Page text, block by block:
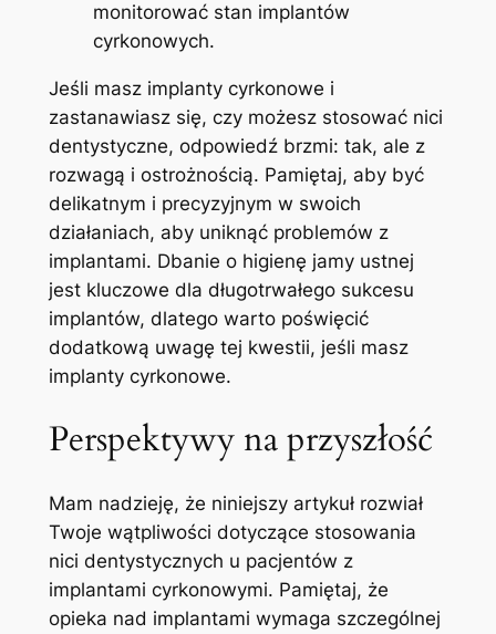
monitorować stan‍ implantów
cyrkonowych.
Jeśli masz implanty cyrkonowe⁢ i
zastanawiasz się, czy możesz‌ stosować ‍nici
dentystyczne, odpowiedź brzmi: tak, ale z
rozwagą ​i ostrożnością. Pamiętaj,⁢ aby być
delikatnym i precyzyjnym‍ w swoich
działaniach, aby uniknąć ‍problemów z
implantami. Dbanie o higienę jamy ustnej ​
jest kluczowe dla ⁣długotrwałego sukcesu
implantów, dlatego warto poświęcić
dodatkową uwagę tej kwestii, jeśli masz
implanty cyrkonowe.
Perspektywy na​ przyszłość
Mam⁤ nadzieję, że niniejszy artykuł ​rozwiał
Twoje wątpliwości dotyczące stosowania
nici dentystycznych​ u‍ pacjentów z
implantami cyrkonowymi. Pamiętaj, że
opieka nad implantami wymaga szczególnej